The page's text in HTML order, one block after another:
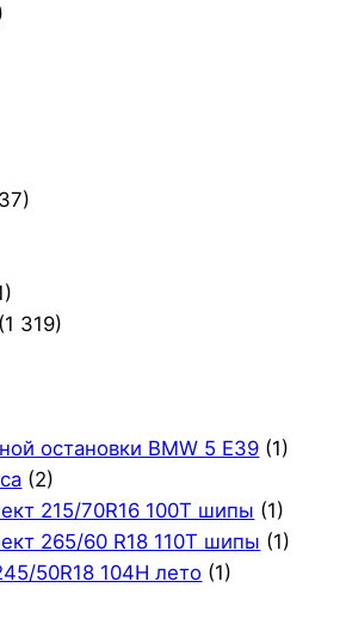
(1 319)
остановки BMW 5 E39 (1)
(2)
215/70R16 100T шипы (1)
265/60 R18 110T шипы (1)
50R18 104H лето (1)